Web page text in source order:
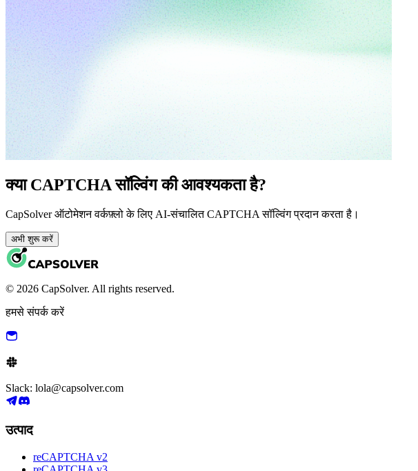
क्या CAPTCHA सॉल्विंग की आवश्यकता है?
CapSolver ऑटोमेशन वर्कफ़्लो के लिए AI-संचालित CAPTCHA सॉल्विंग प्रदान करता है।
अभी शुरू करें
© 2026 CapSolver. All rights reserved.
हमसे संपर्क करें
Slack: lola@capsolver.com
उत्पाद
reCAPTCHA v2